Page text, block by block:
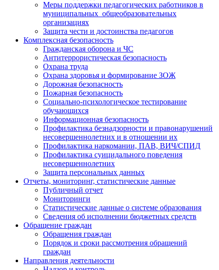
Меры поддержки педагогических работников в
муниципальных общеобразовательных
организациях
Защита чести и достоинства педагогов
Комплексная безопасность
Гражданская оборона и ЧС
Антитеррористическая безопасность
Охрана труда
Охрана здоровья и формирование ЗОЖ
Дорожная безопасность
Пожарная безопасность
Социально-психологическое тестирование
обучающихся
Информационная безопасность
Профилактика безнадзорности и правонарушений
несовершеннолетних и в отношении их
Профилактика наркомании, ПАВ, ВИЧ/СПИД
Профилактика суицидального поведения
несовершеннолетних
Защита персональных данных
Отчеты, мониторинг, статистические данные
Публичный отчет
Мониторинги
Статистические данные о системе образования
Сведения об исполнении бюджетных средств
Обращение граждан
Обращения граждан
Порядок и сроки рассмотрения обращений
граждан
Направления деятельности